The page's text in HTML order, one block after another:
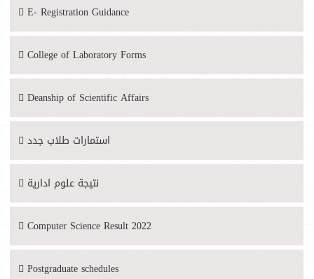
E- Registration Guidance
College of Laboratory Forms
Deanship of Scientific Affairs
استمارات طلاب جدد
نتيجة علوم ادارية
Computer Science Result 2022
Postgraduate schedules